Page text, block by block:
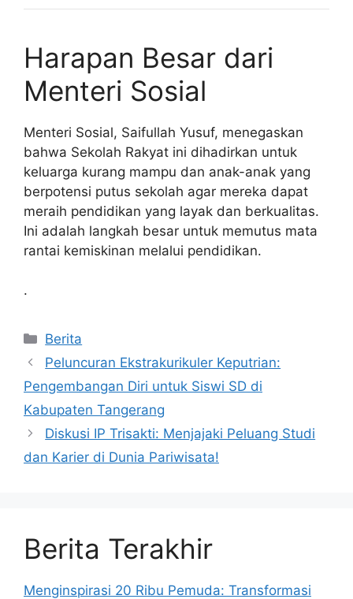
Harapan Besar dari
Menteri Sosial
Menteri Sosial, Saifullah Yusuf, menegaskan
bahwa Sekolah Rakyat ini dihadirkan untuk
keluarga kurang mampu dan anak-anak yang
berpotensi putus sekolah agar mereka dapat
meraih pendidikan yang layak dan berkualitas.
Ini adalah langkah besar untuk memutus mata
rantai kemiskinan melalui pendidikan.
.
Kategori
Berita
Peluncuran Ekstrakurikuler Keputrian:
Pengembangan Diri untuk Siswi SD di
Kabupaten Tangerang
Diskusi IP Trisakti: Menjajaki Peluang Studi
dan Karier di Dunia Pariwisata!
Berita Terakhir
Menginspirasi 20 Ribu Pemuda: Transformasi